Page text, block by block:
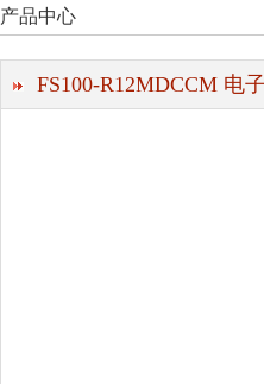
产品中心
FS100-R12MDCCM 电